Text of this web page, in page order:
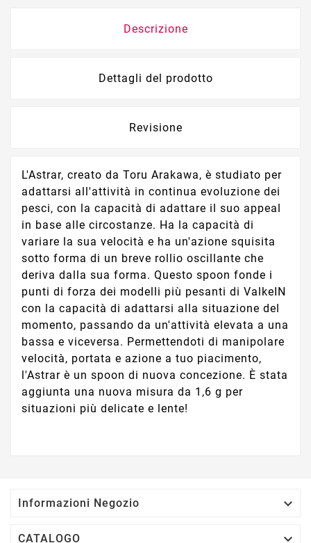
Descrizione
Dettagli del prodotto
Revisione
L'Astrar, creato da Toru Arakawa, è studiato per
adattarsi all'attività in continua evoluzione dei
pesci, con la capacità di adattare il suo appeal
in base alle circostanze. Ha la capacità di
variare la sua velocità e ha un'azione squisita
sotto forma di un breve rollio oscillante che
deriva dalla sua forma. Questo spoon fonde i
punti di forza dei modelli più pesanti di ValkeIN
con la capacità di adattarsi alla situazione del
momento, passando da un'attività elevata a una
bassa e viceversa. Permettendoti di manipolare
velocità, portata e azione a tuo piacimento,
l'Astrar è un spoon di nuova concezione. È stata
aggiunta una nuova misura da 1,6 g per
situazioni più delicate e lente!
Informazioni Negozio 
CATALOGO 